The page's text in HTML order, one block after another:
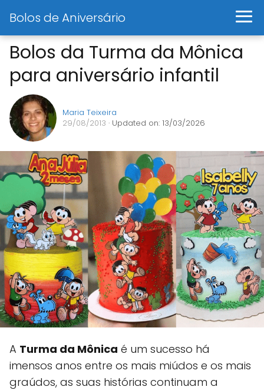
Bolos de Aniversário
Bolos da Turma da Mônica
para aniversário infantil
Maria Teixeira
29/08/2013 · Updated on: 13/03/2026
A Turma da Mônica é um sucesso há
imensos anos entre os mais miúdos e os mais
graúdos, as suas histórias continuam a